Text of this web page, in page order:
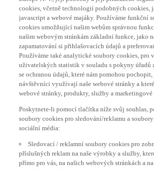
javascript a webové majáky. Používáme funkční
cookies umožňující našim webům správnou
našim webovým stránkám základní funkce, jako
zapamatování si přihlašovacích údajů a
Používáme také analytické soubory cookies, pro
uživatelských statistik v souladu s pokyny úřadů
se ochranou údajů, které nám pomohou
návštěvníci využívají naše webové stránky a které
webové stránky, produkty, služby a
soubory cookies pro sledování/reklamu a
sociální média:
příslušných reklam na naše výrobky a služby,
přímo pro vás, na našich webových stránkách a
stránkách třetích stran, včetně platforem pro